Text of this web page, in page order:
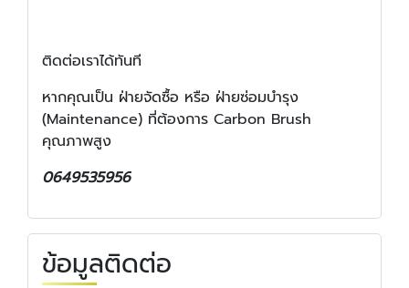
ติดต่อเราได้ทันที
หากคุณเป็น ฝ่ายจัดซื้อ หรือ ฝ่ายซ่อมบำรุง
(Maintenance) ที่ต้องการ Carbon Brush
คุณภาพสูง
0649535956
ข้อมูลติดต่อ